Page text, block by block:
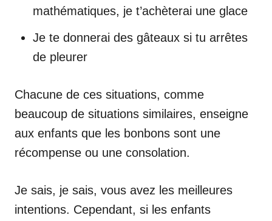
mathématiques, je t’achèterai une glace
Je te donnerai des gâteaux si tu arrêtes
de pleurer
Chacune de ces situations, comme
beaucoup de situations similaires, enseigne
aux enfants que les bonbons sont une
récompense ou une consolation.
Je sais, je sais, vous avez les meilleures
intentions. Cependant, si les enfants